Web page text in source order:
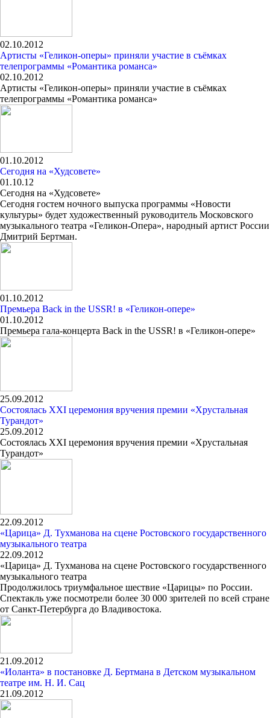
02.10.2012
Артисты «Геликон-оперы» приняли участие в съёмках
телепрограммы «Романтика романса»
02.10.2012
Артисты «Геликон-оперы» приняли участие в съёмках
телепрограммы «Романтика романса»
01.10.2012
Сегодня на «Худсовете»
01.10.12
Сегодня на «Худсовете»
Сегодня гостем ночного выпуска программы «Новости
культуры» будет художественный руководитель Московского
музыкального театра «Геликон-Опера», народный артист России
Дмитрий Бертман.
01.10.2012
Премьера Back in the USSR! в «Геликон-опере»
01.10.2012
Премьера гала-концерта Back in the USSR! в «Геликон-опере»
25.09.2012
Состоялась ХХI церемония вручения премии «Хрустальная
Турандот»
25.09.2012
Состоялась ХХI церемония вручения премии «Хрустальная
Турандот»
22.09.2012
«Царица» Д. Тухманова на сцене Ростовского государственного
музыкального театра
22.09.2012
«Царица» Д. Тухманова на сцене Ростовского государственного
музыкального театра
Продолжилось триумфальное шествие «Царицы» по России.
Спектакль уже посмотрели более 30 000 зрителей по всей стране
от Санкт-Петербурга до Владивостока.
21.09.2012
«Иоланта» в постановке Д. Бертмана в Детском музыкальном
театре им. Н. И. Сац
21.09.2012